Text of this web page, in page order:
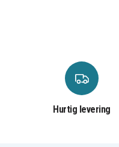
Hurtig levering